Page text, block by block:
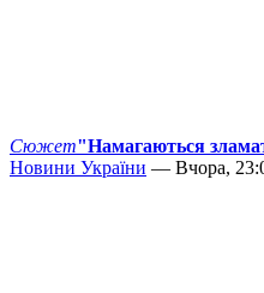
Сюжет"Намагаються
Новини України — Вчора,